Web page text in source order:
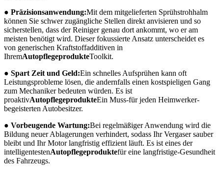
● Präzisionsanwendung:Mit dem mitgelieferten Sprühstrohhalm
können Sie schwer zugängliche Stellen direkt anvisieren und so
sicherstellen, dass der Reiniger genau dort ankommt, wo er am
meisten benötigt wird. Dieser fokussierte Ansatz unterscheidet es
von generischen Kraftstoffadditiven in
IhremAutopflegeprodukteToolkit.
● Spart Zeit und Geld:Ein schnelles Aufsprühen kann oft
Leistungsprobleme lösen, die andernfalls einen kostspieligen Gang
zum Mechaniker bedeuten würden. Es ist
proaktivAutopflegeprodukteEin Muss-für jeden Heimwerker-
begeisterten Autobesitzer.
● Vorbeugende Wartung:Bei regelmäßiger Anwendung wird die
Bildung neuer Ablagerungen verhindert, sodass Ihr Vergaser sauber
bleibt und Ihr Motor langfristig effizient läuft. Es ist eines der
intelligentestenAutopflegeproduktefür eine langfristige-Gesundheit
des Fahrzeugs.